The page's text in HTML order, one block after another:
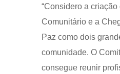
“Considero a criação
Comunitário e a
Paz como dois
comunidade. O
consegue reunir